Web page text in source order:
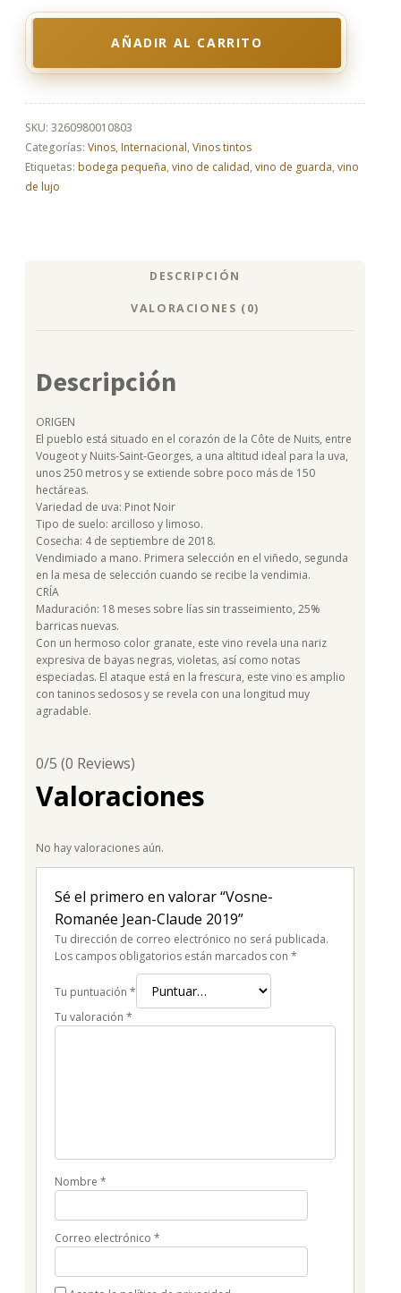
Romanée
2019
cantidad
AÑADIR AL CARRITO
SKU: 3260980010803
Categorías: Vinos, Internacional,Vinos tintos
Etiquetas: bodega pequeña,vino de calidad,vino de guarda,vino
de lujo
DESCRIPCIÓN
VALORACIONES (0)
Descripción
ORIGEN
El pueblo está situado en el corazón de la Côte de Nuits, entre
Vougeot y Nuits-Saint-Georges, a una altitud ideal para la uva,
unos 250 metros y se extiende sobre poco más de 150
hectáreas.
Variedad de uva: Pinot Noir
Tipo de suelo: arcilloso y limoso.
Cosecha: 4 de septiembre de 2018.
Vendimiado a mano. Primera selección en el viñedo, segunda
en la mesa de selección cuando se recibe la vendimia.
CRÍA
Maduración: 18 meses sobre lías sin trasseimiento, 25%
barricas nuevas.
Con un hermoso color granate, este vino revela una nariz
expresiva de bayas negras, violetas, así como notas
especiadas. El ataque está en la frescura, este vino es amplio
con taninos sedosos y se revela con una longitud muy
agradable.
0/5 (0 Reviews)
Valoraciones
No hay valoraciones aún.
Sé el primero en valorar “Vosne-
Romanée Jean-Claude 2019”
Tu dirección de correo electrónico no será publicada.
Los campos obligatorios están marcados con *
Tu puntuación *
Tu valoración *
Nombre *
Correo electrónico *